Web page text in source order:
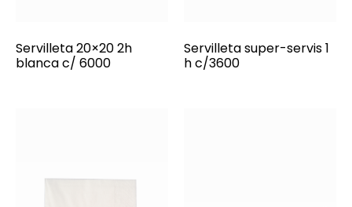
Servilleta 20×20 2h
blanca c/ 6000
Servilleta super-servis 1
h c/3600